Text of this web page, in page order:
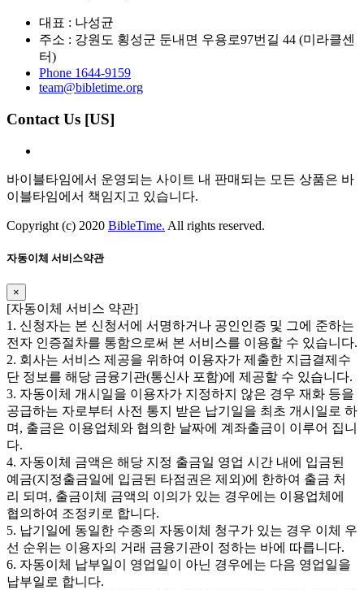
대표 : 나성균
주소 : 강원도 횡성군 둔내면 우용로97번길 44 (미라클센
터)
Phone 1644-9159
team@bibletime.org
Contact Us [US]
바이블타임에서 운영되는 사이트 내 판매되는 모든 상품은 바
이블타임에서 책임지고 있습니다.
Copyright (c) 2020 BibleTime. All rights reserved.
자동이체 서비스약관
×
​​[자동이체 서비스 약관]
1. 신청자는 본 신청서에 서명하거나 공인인증 및 그에 준하는
전자 인증절차를 통함으로써 본 서비스를 이용할 수 있습니다.
2. 회사는 서비스 제공을 위하여 이용자가 제출한 지급결제수
단 정보를 해당 금융기관(통신사 포함)에 제공할 수 있습니다.
3. 자동이체 개시일을 이용자가 지정하지 않은 경우 재화 등을
공급하는 자로부터 사전 통지 받은 납기일을 최초 개시일로 하
며, 출금은 이용업체와 협의한 날짜에 계좌출금이 이루어 집니
다.
4. 자동이체 금액은 해당 지정 출금일 영업 시간 내에 입금된
예금(지정출금일에 입금된 타점권은 제외)에 한하여 출금 처
리 되며, 출금이체 금액의 이의가 있는 경우에는 이용업체에
협의하여 조정키로 합니다.
5. 납기일에 동일한 수종의 자동이체 청구가 있는 경우 이체 우
선 순위는 이용자의 거래 금융기관이 정하는 바에 따릅니다.
6. 자동이체 납부일이 영업일이 아닌 경우에는 다음 영업일을
납부일로 합니다.